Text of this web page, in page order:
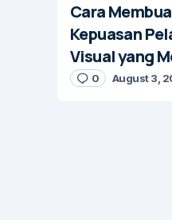
Cara
Kepuasan
Visual yang
0 August 3,